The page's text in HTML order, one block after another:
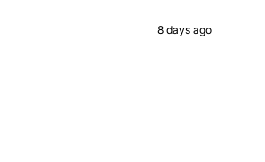
8 days ago